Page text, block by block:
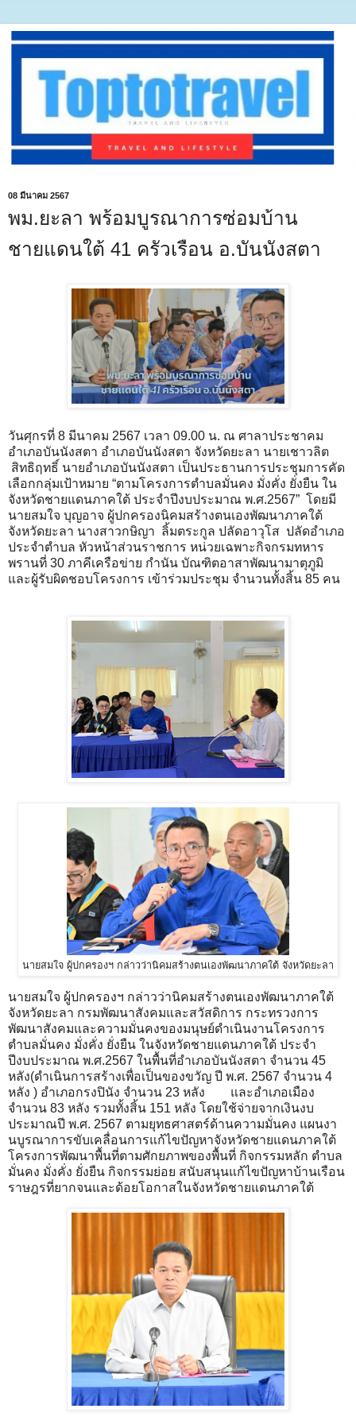
08 มีนาคม 2567
พม.ยะลา พร้อมบูรณาการซ่อมบ้าน
ชายแดนใต้ 41 ครัวเรือน อ.บันนังสตา
วันศุกรที่ 8 มีนาคม 2567 เวลา 09.00 น. ณ ศาลาประชาคม
อำเภอบันนังสตา อำเภอบันนังสตา จังหวัดยะลา นายเชาวลิต
สิทธิฤทธิ์ นายอำเภอบันนังสตา เป็นประธานการประชุมการคัด
เลือกกลุ่มเป้าหมาย “ตามโครงการตำบลมั่นคง มั่งคั่ง ยั่งยืน ใน
จังหวัดชายแดนภาคใต้ ประจำปีงบประมาณ พ.ศ.2567” โดยมี
นายสมใจ บุญอาจ ผู้ปกครองนิคมสร้างตนเองพัฒนาภาคใต้
จังหวัดยะลา นางสาวกษิญา ลิ้มตระกูล ปลัดอาวุโส ปลัดอำเภอ
ประจำตำบล หัวหน้าส่วนราชการ หน่วยเฉพาะกิจกรมทหาร
พรานที่ 30 ภาคีเครือข่าย กำนัน บัณฑิตอาสาพัฒนามาตุภูมิ
และผู้รับผิดชอบโครงการ เข้าร่วมประชุม จำนวนทั้งสิ้น 85 คน
นายสมใจ ผู้ปกครองฯ กล่าวว่านิคมสร้างตนเองพัฒนาภาคใต้ จังหวัดยะลา
นายสมใจ ผู้ปกครองฯ กล่าวว่านิคมสร้างตนเองพัฒนาภาคใต้
จังหวัดยะลา กรมพัฒนาสังคมและสวัสดิการ กระทรวงการ
พัฒนาสังคมและความมั่นคงของมนุษย์ดำเนินงานโครงการ
ตำบลมั่นคง มั่งคั่ง ยั่งยืน ในจังหวัดชายแดนภาคใต้ ประจำ
ปีงบประมาณ พ.ศ.2567 ในพื้นที่อำเภอบันนังสตา จำนวน 45
หลัง(ดำเนินการสร้างเพื่อเป็นของขวัญ ปี พ.ศ. 2567 จำนวน 4
หลัง ) อำเภอกรงปินัง จำนวน 23 หลัง และอำเภอเมือง
จำนวน 83 หลัง รวมทั้งสิ้น 151 หลัง โดยใช้จ่ายจากเงินงบ
ประมาณปี พ.ศ. 2567 ตามยุทธศาสตร์ด้านความมั่นคง แผนงา
นบูรณาการขับเคลื่อนการแก้ไขปัญหาจังหวัดชายแดนภาคใต้
โครงการพัฒนาพื้นที่ตามศักยภาพของพื้นที่ กิจกรรมหลัก ตำบล
มั่นคง มั่งคั่ง ยั่งยืน กิจกรรมย่อย สนับสนุนแก้ไขปัญหาบ้านเรือน
ราษฎรที่ยากจนและด้อยโอกาสในจังหวัดชายแดนภาคใต้